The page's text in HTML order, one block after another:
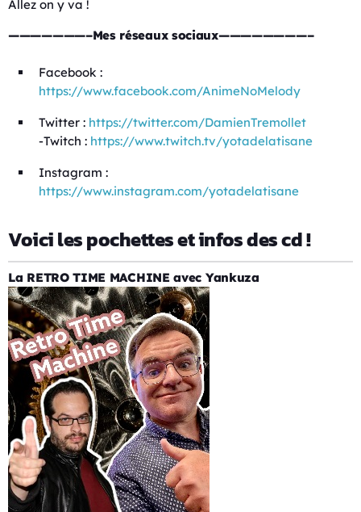
Allez on y va !
———————–Mes réseaux sociaux————————–
Facebook :
https://www.facebook.com/AnimeNoMelody
Twitter : https://twitter.com/DamienTremollet
-Twitch : https://www.twitch.tv/yotadelatisane
Instagram :
https://www.instagram.com/yotadelatisane
Voici les pochettes et infos des cd !
La RETRO TIME MACHINE avec Yankuza